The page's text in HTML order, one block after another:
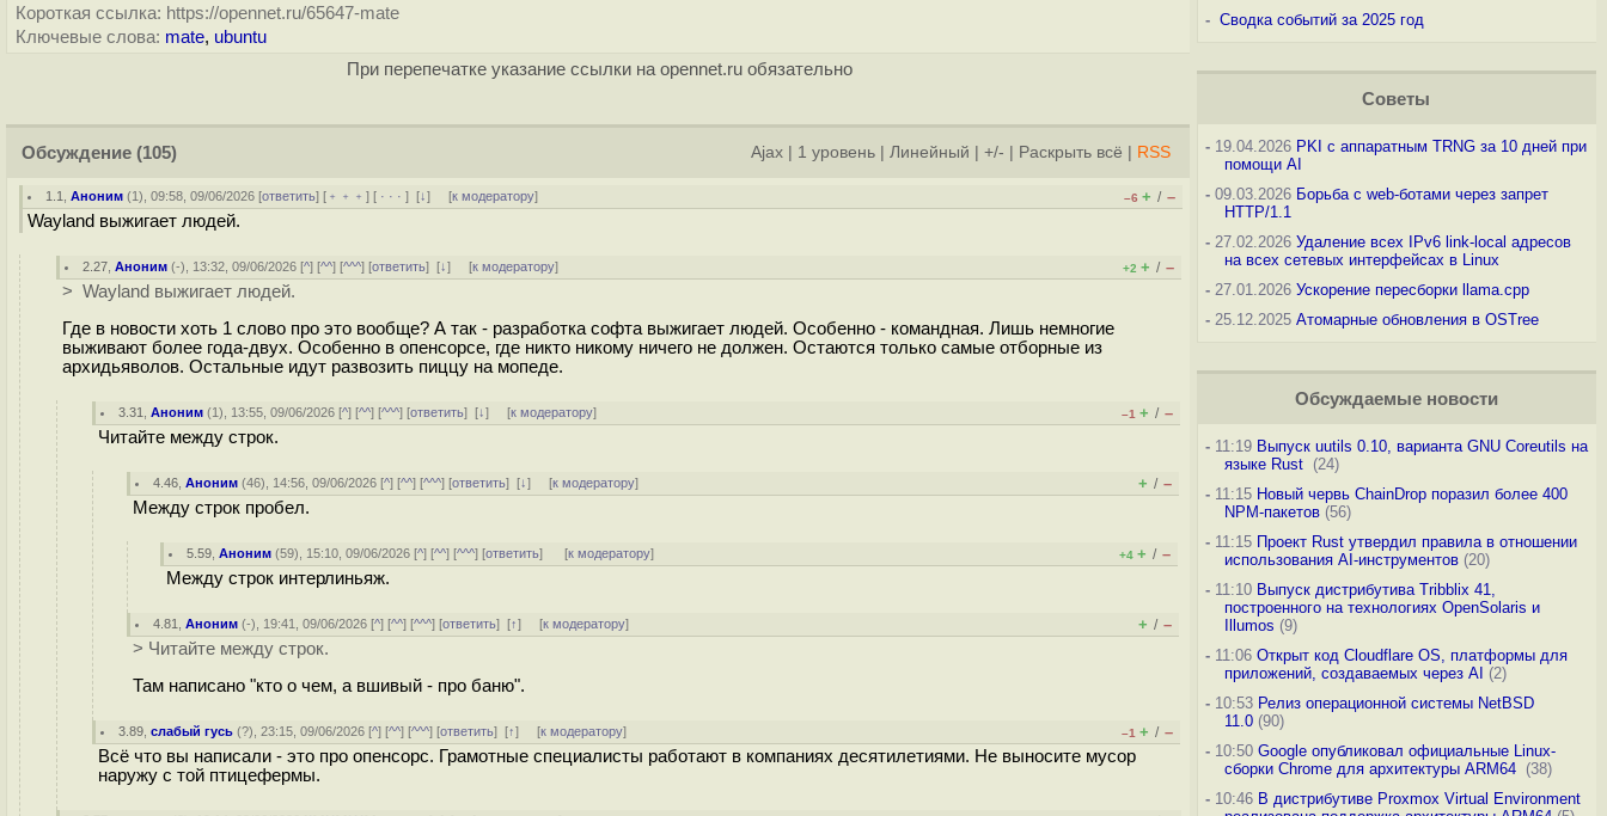
Короткая ссылка: https://opennet.ru/65647-mate
Ключевые слова: mate, ubuntu
При перепечатке указание ссылки на opennet.ru обязательно
Обсуждение (105) Ajax 1 уровень Линейный +/- Раскрыть всё RSS
1.1 ,Аноним (1), 09:58, 09/06/2026 [ответить] [ ﹢﹢﹢] [ · · ·][↓] [к модератору] –6 + / –
Wayland выжигает людей.
2.27 ,Аноним (-), 13:32, 09/06/2026 [^] [^^] [^^^] [ответить][↓] [к модератору] +2 + / –
> Wayland выжигает людей.
Где в новости хоть 1 слово про это вообще? А так - разработка софта выжигает людей. Особенно - командная. Лишь немногие
выживают более года-двух. Особенно в опенсорсе, где никто никому ничего не должен. Остаются только самые отборные из
архидьяволов. Остальные идут развозить пиццу на мопеде.
3.31 ,Аноним (1), 13:55, 09/06/2026 [^] [^^] [^^^] [ответить][↓] [к модератору] –1 + / –
Читайте между строк.
4.46 ,Аноним (46), 14:56, 09/06/2026 [^] [^^] [^^^] [ответить][↓] [к модератору] + / –
Между строк пробел.
5.59 ,Аноним (59), 15:10, 09/06/2026 [^] [^^] [^^^] [ответить] [к модератору] +4 + / –
Между строк интерлиньяж.
4.81 ,Аноним (-), 19:41, 09/06/2026 [^] [^^] [^^^] [ответить][↑] [к модератору] + / –
> Читайте между строк.
Там написано "кто о чем, а вшивый - про баню".
3.89 ,слабый гусь (?), 23:15, 09/06/2026 [^] [^^] [^^^] [ответить][↑] [к модератору] –1 + / –
Всё что вы написали - это про опенсорс. Грамотные специалисты работают в компаниях десятилетиями. Не выносите мусор
наружу с той птицефермы.
- Сводка событий за 2025 год
Советы
-19.04.2026 PKI с аппаратным TRNG за 10 дней при
помощи AI
-09.03.2026 Борьба с web-ботами через запрет
HTTP/1.1
-27.02.2026 Удаление всех IPv6 link-local адресов
на всех сетевых интерфейсах в Linux
-27.01.2026 Ускорение пересборки llama.cpp
-25.12.2025 Атомарные обновления в OSTree
Обсуждаемые новости
-11:19 Выпуск uutils 0.10, варианта GNU Coreutils на
языке Rust (24)
-11:15 Новый червь ChainDrop поразил более 400
NPM-пакетов(56)
-11:15 Проект Rust утвердил правила в отношении
использования AI-инструментов(20)
-11:10 Выпуск дистрибутива Tribblix 41,
построенного на технологиях OpenSolaris и
Illumos (9)
-11:06 Открыт код Cloudflare OS, платформы для
приложений, создаваемых через AI (2)
-10:53 Релиз операционной системы NetBSD
11.0(90)
-10:50 Google опубликовал официальные Linux-
сборки Chrome для архитектуры ARM64 (38)
-10:46 В дистрибутиве Proxmox Virtual Environment